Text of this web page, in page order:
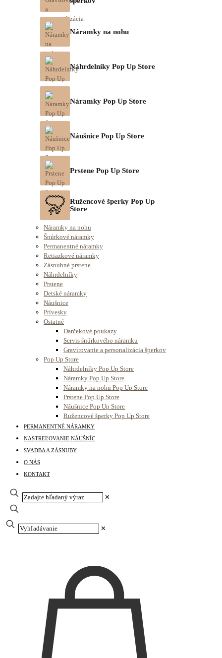
Náramky na nohu
Náhrdelníky Pop Up Store
Náramky Pop Up Store
Náušnice Pop Up Store
Prstene Pop Up Store
Ružencové šperky Pop Up
Store
Náramky na nohu
Šnúrkové náramky
Permanentné náramky
Retiazkové náramky
Zásnubné prstene
Náhrdelníky
Prstene
Detské náramky
Náušnice
Prívesky
Ostatné
Darčekové poukazy
Servis šnúrkového náramku
Gravírovanie a personalizácia šperkov
Pop Up Store
Náhrdelníky Pop Up Store
Náramky Pop Up Store
Náramky na nohu Pop Up Store
Prstene Pop Up Store
Náušnice Pop Up Store
Ružencové šperky Pop Up Store
PERMANENTNÉ NÁRAMKY
NASTREĽOVANIE NÁUŠNÍC
SVADBA A ZÁSNUBY
O NÁS
KONTAKT
✕
✕